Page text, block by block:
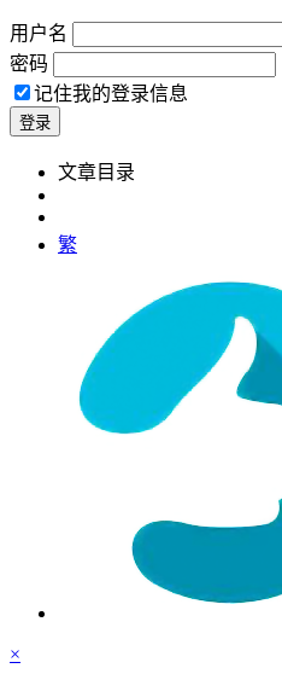
用户名
密码
记住我的登录信息
文章目录
繁
×